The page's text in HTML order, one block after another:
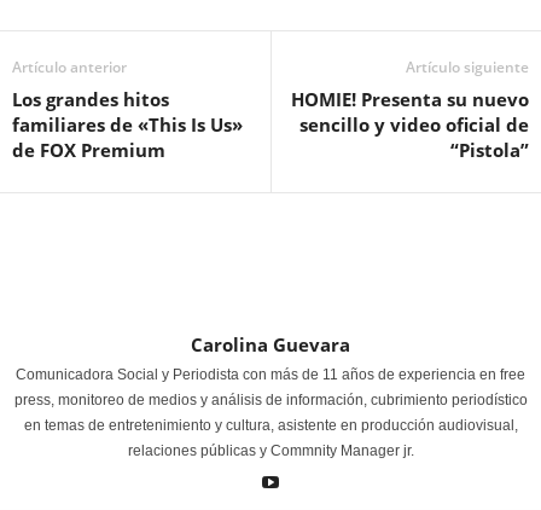
Artículo anterior
Los grandes hitos
familiares de «This Is Us»
de FOX Premium
Artículo siguiente
HOMIE! Presenta su nuevo
sencillo y video oficial de
“Pistola”
Carolina Guevara
Comunicadora Social y Periodista con más de 11 años de experiencia en free
press, monitoreo de medios y análisis de información, cubrimiento periodístico
en temas de entretenimiento y cultura, asistente en producción audiovisual,
relaciones públicas y Commnity Manager jr.